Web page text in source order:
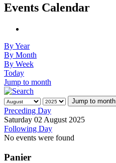
Events Calendar
By Year
By Month
By Week
Today
Jump to month
Jump to month
Preceding Day
Saturday 02 August 2025
Following Day
No events were found
Panier